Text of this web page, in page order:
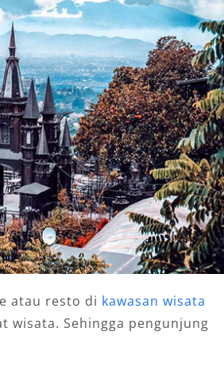
atau resto di kawasan wisata
wisata. Sehingga pengunjung